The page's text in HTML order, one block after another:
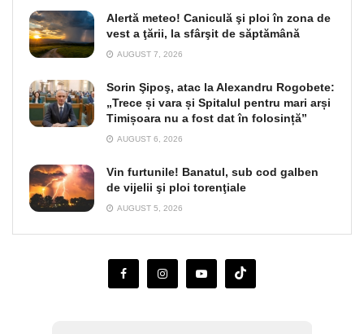
Alertă meteo! Caniculă şi ploi în zona de
vest a ţării, la sfârşit de săptămână
AUGUST 7, 2026
Sorin Şipoş, atac la Alexandru Rogobete:
„Trece și vara și Spitalul pentru mari arși
Timișoara nu a fost dat în folosință”
AUGUST 6, 2026
Vin furtunile! Banatul, sub cod galben
de vijelii şi ploi torenţiale
AUGUST 5, 2026